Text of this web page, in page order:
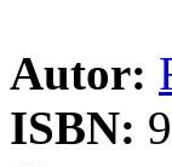
Autor:
ISBN: